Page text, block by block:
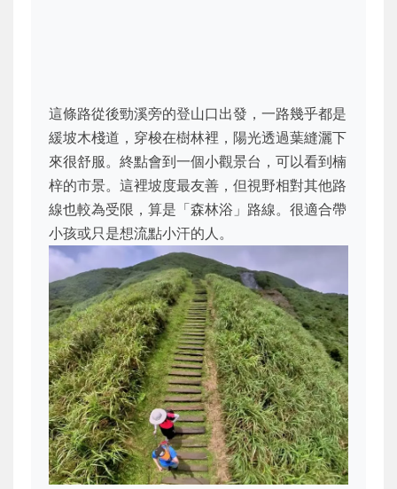
這條路從後勁溪旁的登山口出發，一路幾乎都是
緩坡木棧道，穿梭在樹林裡，陽光透過葉縫灑下
來很舒服。終點會到一個小觀景台，可以看到楠
梓的市景。這裡坡度最友善，但視野相對其他路
線也較為受限，算是「森林浴」路線。很適合帶
小孩或只是想流點小汗的人。